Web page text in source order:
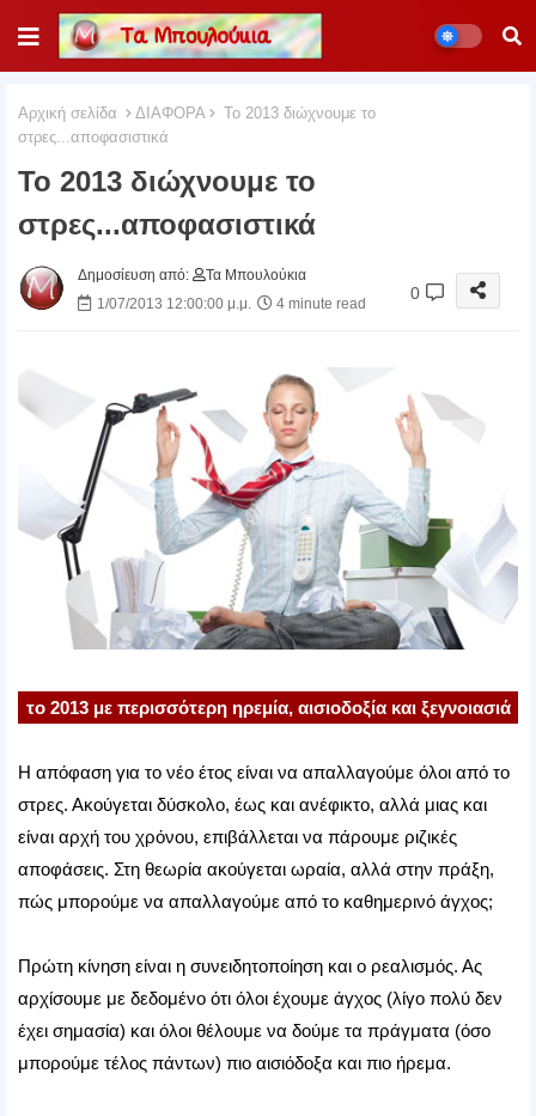
Αρχική σελίδα ΔΙΑΦΟΡΑ
To 2013 διώχνουμε το
στρες...αποφασιστικά
To 2013 διώχνουμε το
στρες...αποφασιστικά
Δημοσίευση από:
Τα Μπουλούκια
1/07/2013 12:00:00 μ.μ.
4 minute read
0
το 2013 με περισσότερη ηρεμία, αισιοδοξία και ξεγνοιασιά
Η απόφαση για το νέο έτος είναι να απαλλαγούμε όλοι από το
στρες. Ακούγεται δύσκολο, έως και ανέφικτο, αλλά μιας και
είναι αρχή του χρόνου, επιβάλλεται να πάρουμε ριζικές
αποφάσεις. Στη θεωρία ακούγεται ωραία, αλλά στην πράξη,
πώς μπορούμε να απαλλαγούμε από το καθημερινό άγχος;
Πρώτη κίνηση είναι η συνειδητοποίηση και ο ρεαλισμός. Ας
αρχίσουμε με δεδομένο ότι όλοι έχουμε άγχος (λίγο πολύ δεν
έχει σημασία) και όλοι θέλουμε να δούμε τα πράγματα (όσο
μπορούμε τέλος πάντων) πιο αισιόδοξα και πιο ήρεμα.